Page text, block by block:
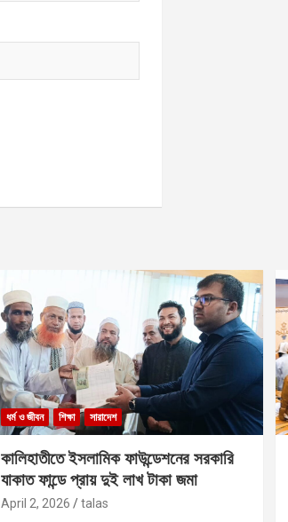
ধর্ম ও জীবন শিক্ষা সারাদেশ
কালিহাতীতে ইসলামিক ফাউন্ডেশনের সরকারি
যাকাত ফান্ডে প্রায় দুই লাখ টাকা জমা
April 2, 2026 talas